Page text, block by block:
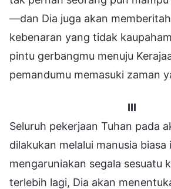
—dan Dia juga akan
kebenaran yang tidak
pintu gerbangmu menuju
pemandumu memasuki zaman
III
Seluruh pekerjaan Tuhan pada
dilakukan melalui manusia biasa
mengaruniakan segala sesuatu
terlebih lagi, Dia akan